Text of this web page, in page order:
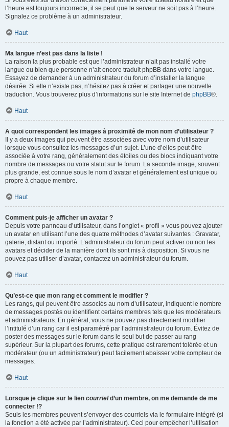
l’heure est toujours incorrecte, il se peut que le serveur ne soit pas à l’heure.
Signalez ce problème à un administrateur.
Haut
Ma langue n’est pas dans la liste !
La raison la plus probable est que l’administrateur n’ait pas installé votre
langue ou bien que personne n’ait encore traduit phpBB dans votre langue.
Essayez de demander à un administrateur du forum d’installer la langue
désirée. Si elle n’existe pas, n’hésitez pas à créer et partager une nouvelle
traduction. Vous trouverez plus d’informations sur le site Internet de phpBB®.
Haut
A quoi correspondent les images à proximité de mon nom d’utilisateur ?
Il y a deux images qui peuvent être associées avec votre nom d’utilisateur
lorsque vous consultez les messages d’un sujet. L’une d’elles peut être
associée à votre rang, généralement des étoiles ou des blocs indiquant votre
nombre de messages ou votre statut sur le forum. La seconde image, souvent
plus grande, est connue sous le nom d’avatar et généralement est unique ou
propre à chaque membre.
Haut
Comment puis-je afficher un avatar ?
Depuis votre panneau d’utilisateur, dans l’onglet « profil » vous pouvez ajouter
un avatar en utilisant l’une des quatre méthodes d’avatar suivantes : Gravatar,
galerie, distant ou importé. L’administrateur du forum peut activer ou non les
avatars et décider de la manière dont ils sont mis à disposition. Si vous ne
pouvez pas utiliser d’avatar, contactez un administrateur du forum.
Haut
Qu’est-ce que mon rang et comment le modifier ?
Les rangs, qui peuvent être associés au nom d’utilisateur, indiquent le nombre
de messages postés ou identifient certains membres tels que les modérateurs
et administrateurs. En général, vous ne pouvez pas directement modifier
l’intitulé d’un rang car il est paramétré par l’administrateur du forum. Évitez de
poster des messages sur le forum dans le seul but de passer au rang
supérieur. Sur la plupart des forums, cette pratique est rarement tolérée et un
modérateur (ou un administrateur) peut facilement abaisser votre compteur de
messages.
Haut
Lorsque je clique sur le lien courrield’un membre, on me demande de me
connecter !?
Seuls les membres peuvent s’envoyer des courriels via le formulaire intégré (si
la fonction a été activée par l’administrateur). Ceci pour empêcher l’utilisation